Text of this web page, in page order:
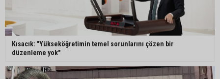
Kısacık: "Yükseköğretimin temel sorunlarını çözen bir
düzenleme yok"